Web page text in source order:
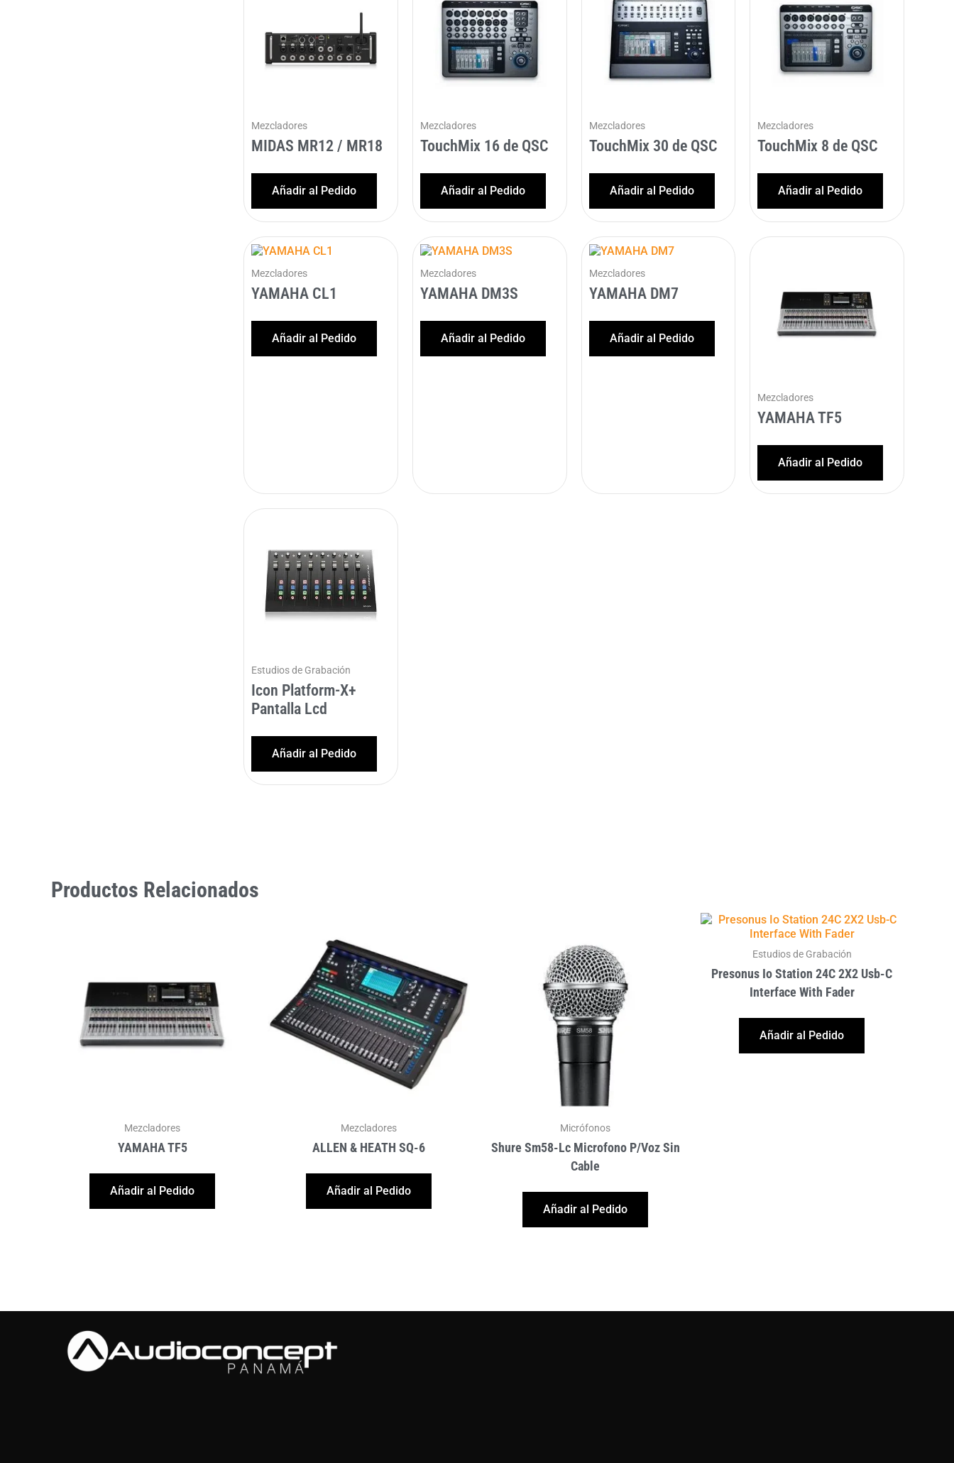
Mezcladores
MIDAS MR12 / MR18
Añadir al Pedido
Mezcladores
TouchMix 16 de QSC
Añadir al Pedido
Mezcladores
TouchMix 30 de QSC
Añadir al Pedido
Mezcladores
TouchMix 8 de QSC
Añadir al Pedido
Mezcladores
YAMAHA CL1
Añadir al Pedido
Mezcladores
YAMAHA DM3S
Añadir al Pedido
Mezcladores
YAMAHA DM7
Añadir al Pedido
Mezcladores
YAMAHA TF5
Añadir al Pedido
Estudios de Grabación
Icon Platform-X+
Pantalla Lcd
Añadir al Pedido
Productos Relacionados
Mezcladores
YAMAHA TF5
Añadir al Pedido
Mezcladores
ALLEN & HEATH SQ-6
Añadir al Pedido
Micrófonos
Shure Sm58-Lc Microfono P/Voz Sin
Cable
Añadir al Pedido
Estudios de Grabación
Presonus Io Station 24C 2X2 Usb-C
Interface With Fader
Añadir al Pedido